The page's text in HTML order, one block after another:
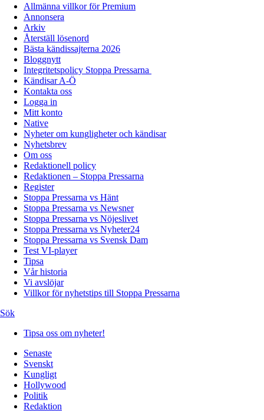
Allmänna villkor för Premium
Annonsera
Arkiv
Återställ lösenord
Bästa kändissajterna 2026
Bloggnytt
Integritetspolicy Stoppa Pressarna
Kändisar A-Ö
Kontakta oss
Logga in
Mitt konto
Native
Nyheter om kungligheter och kändisar
Nyhetsbrev
Om oss
Redaktionell policy
Redaktionen – Stoppa Pressarna
Register
Stoppa Pressarna vs Hänt
Stoppa Pressarna vs Newsner
Stoppa Pressarna vs Nöjeslivet
Stoppa Pressarna vs Nyheter24
Stoppa Pressarna vs Svensk Dam
Test VI-player
Tipsa
Vår historia
Vi avslöjar
Villkor för nyhetstips till Stoppa Pressarna
Sök
Tipsa oss om nyheter!
Senaste
Svenskt
Kungligt
Hollywood
Politik
Redaktion